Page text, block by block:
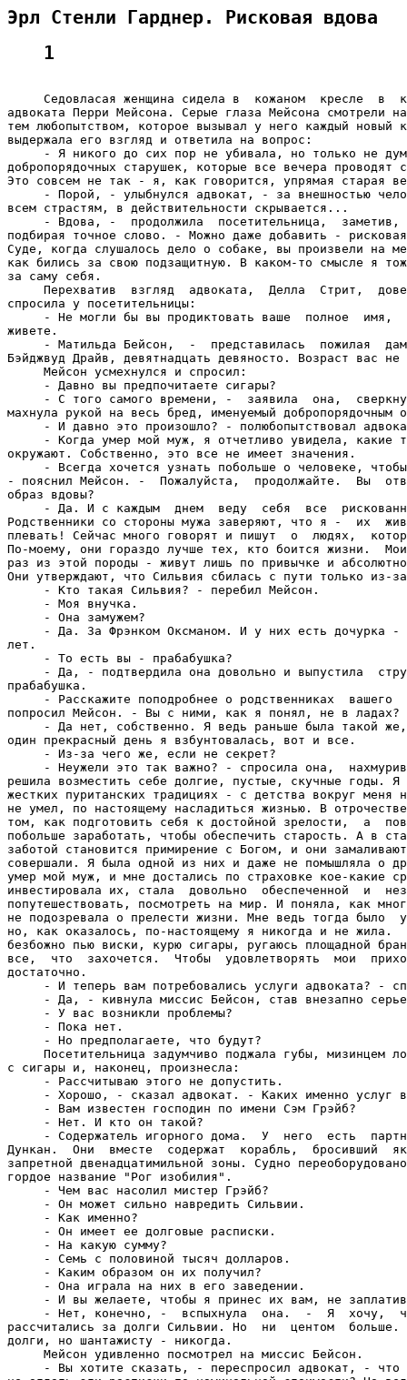
Эрл Стенли Гарднер. Рисковая вдова
1
Седовласая женщина сидела в  кожаном  кресле  в
адвоката Перри Мейсона. Серые глаза Мейсона смотрели
тем любопытством, которое вызывал у него каждый новый
выдержала его взгляд и ответила на вопрос:
- Я никого до сих пор не убивала, но только не
добропорядочных старушек, которые все вечера проводят
Это совсем не так - я, как говорится, упрямая старая
- Порой, - улыбнулся адвокат, - за внешностью
всем страстям, в действительности скрывается...
- Вдова, -  продолжила  посетительница,  заметив,
подбирая точное слово. - Можно даже добавить -
Суде, когда слушалось дело о собаке, вы произвели на
как бились за свою подзащитную. В каком-то смысле я
за саму себя.
Перехватив  взгляд  адвоката,  Делла  Стрит,
спросила у посетительницы:
- Не могли бы вы продиктовать ваше  полное  имя,
живете.
- Матильда Бейсон,  -  представилась  пожилая
Бэйджвуд Драйв, девятнадцать девяносто. Возраст вас не
     Мейсон усмехнулся и спросил:
     - Давно вы предпочитаете сигары?
- С того самого времени, -  заявила  она,
махнула рукой на весь бред, именуемый добропорядочным
- И давно это произошло? - полюбопытствовал
- Когда умер мой муж, я отчетливо увидела, какие
окружают. Собственно, это все не имеет значения.
- Всегда хочется узнать побольше о человеке,
- пояснил Мейсон. -  Пожалуйста,  продолжайте.  Вы
образ вдовы?
- Да. И с каждым  днем  веду  себя  все
Родственники со стороны мужа заверяют, что я -  их
плевать! Сейчас много говорят и пишут  о  людях,
По-моему, они гораздо лучше тех, кто боится жизни.
раз из этой породы - живут лишь по привычке и
Они утверждают, что Сильвия сбилась с пути только
     - Кто такая Сильвия? - перебил Мейсон.
     - Моя внучка.
     - Она замужем?
- Да. За Фрэнком Оксманом. И у них есть дочурка -
лет.
     - То есть вы - прабабушка?
- Да, - подтвердила она довольно и выпустила
прабабушка.
- Расскажите поподробнее о родственниках  вашего
попросил Мейсон. - Вы с ними, как я понял, не в ладах?
- Да нет, собственно. Я ведь раньше была такой
один прекрасный день я взбунтовалась, вот и все.
     - Из-за чего же, если не секрет?
- Неужели это так важно? - спросила она,
решила возместить себе долгие, пустые, скучные годы.
жестких пуританских традициях - с детства вокруг меня
не умел, по настоящему насладиться жизнью. В
том, как подготовить себя к достойной зрелости,  а
побольше заработать, чтобы обеспечить старость. А в
заботой становится примирение с Богом, и они
совершали. Я была одной из них и даже не помышляла о
умер мой муж, и мне достались по страховке кое-какие
инвестировала их, стала  довольно  обеспеченной  и
попутешествовать, посмотреть на мир. И поняла, как
не подозревала о прелести жизни. Мне ведь тогда было
но, как оказалось, по-настоящему я никогда и не
безбожно пью виски, курю сигары, ругаюсь площадной
все,  что  захочется.  Чтобы  удовлетворять  мои
достаточно.
- И теперь вам потребовались услуги адвоката? -
- Да, - кивнула миссис Бейсон, став внезапно
     - У вас возникли проблемы?
     - Пока нет.
     - Но предполагаете, что будут?
Посетительница задумчиво поджала губы, мизинцем
с сигары и, наконец, произнесла:
     - Рассчитываю этого не допустить.
- Хорошо, - сказал адвокат. - Каких именно услуг
     - Вам известен господин по имени Сэм Грэйб?
     - Нет. И кто он такой?
- Содержатель игорного дома.  У  него  есть
Дункан.  Они  вместе  содержат  корабль,  бросивший
запретной двенадцатимильной зоны. Судно
гордое название "Рог изобилия".
     - Чем вас насолил мистер Грэйб?
     - Он может сильно навредить Сильвии.
     - Как именно?
     - Он имеет ее долговые расписки.
     - На какую сумму?
     - Семь с половиной тысяч долларов.
     - Каким образом он их получил?
     - Она играла на них в его заведении.
- И вы желаете, чтобы я принес их вам, не
- Нет, конечно, -  вспыхнула  она.  -  Я  хочу,
рассчитались за долги Сильвии. Но  ни  центом
долги, но шантажисту - никогда.
     Мейсон удивленно посмотрел на миссис Бейсон.
- Вы хотите сказать, - переспросил адвокат, - что